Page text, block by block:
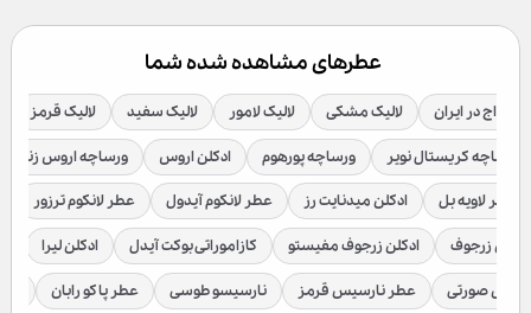
عطرهای مشاهده شده شما
آمواج در ایران لالیک مشکی لالیک لامور لالیک سفید لالیک قرمز
ورساچه کریستال نویر ورساچه پورهوم ادکلن اروس ورساچه اروس زنانه
عطر لاویه بل ادکلن میدنایت رز عطر لانکوم آیدول عطر لانکوم ترزور
ادکلن زرجوف ادکلن زرجوف مفیستو کازاموراتی بوکت آیدل ادکلن لیرا
صورتی عطر نارسیس قرمز نارسیسو طوسی عطر پاکو رابان